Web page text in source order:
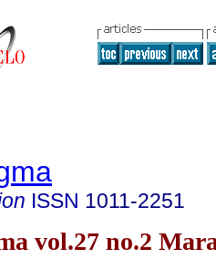
ISSN 1011-2251
vol.27 no.2